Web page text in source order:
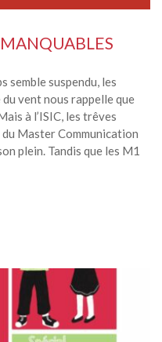
semble suspendu, les
vent nous rappelle que
à l’ISIC, les trêves
Master Communication
plein. Tandis que les M1